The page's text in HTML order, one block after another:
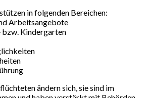
in folgenden Bereichen:
Arbeitsangebote
bzw. Kindergarten
ändern sich, sie sind im